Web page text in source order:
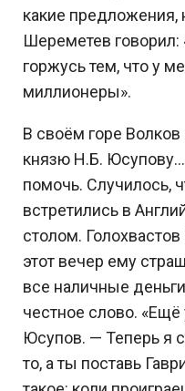
какие предложения,
Шереметев говорил:
горжусь тем, что у
миллионеры».
В своём горе Волков
князю Н.Б.
помочь. Случилось,
встретились в
столом.
этот вечер ему
все наличные
честное слово.
Юсупов. — Теперь я
то, а ты поставь